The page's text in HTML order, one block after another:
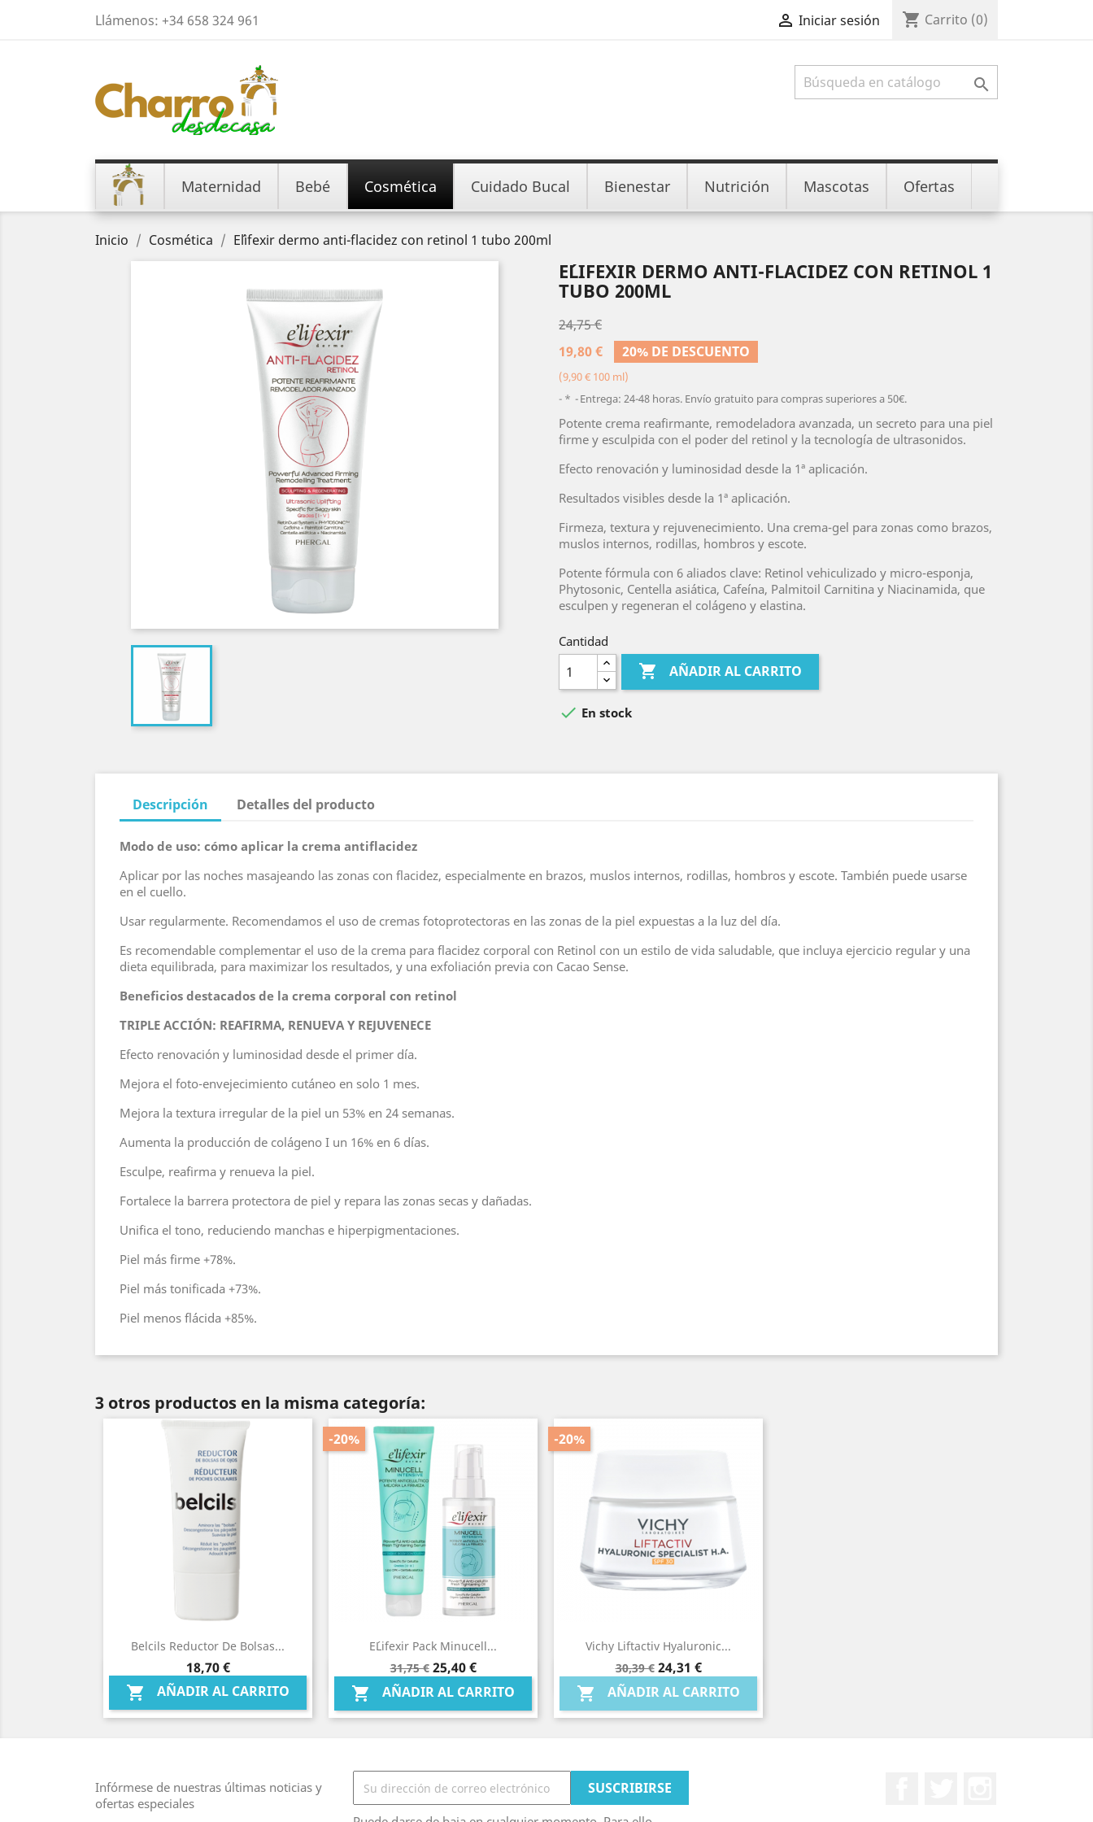
Llámenos: +34 658 324 961  Iniciar sesión shopping_cart Carrito (0)

Maternidad Bebé Cosmética Cuidado Bucal Bienestar Nutrición Mascotas Ofertas
Inicio Cosmética E´lifexir dermo anti-flacidez con retinol 1 tubo 200ml
E´LIFEXIR DERMO ANTI-FLACIDEZ CON RETINOL 1
TUBO 200ML
24,75 €
19,80 €
20% DE DESCUENTO
(9,90 € 100 ml)
*
Entrega: 24-48 horas. Envío gratuito para compras superiores a 50€.
Potente crema reafirmante, remodeladora avanzada, un secreto para una piel
firme y esculpida con el poder del retinol y la tecnología de ultrasonidos.
Efecto renovación y luminosidad desde la 1ª aplicación.
Resultados visibles desde la 1ª aplicación.
Firmeza, textura y rejuvenecimiento. Una crema-gel para zonas como brazos,
muslos internos, rodillas, hombros y escote.
Potente fórmula con 6 aliados clave: Retinol vehiculizado y micro-esponja,
Phytosonic, Centella asiática, Cafeína, Palmitoil Carnitina y Niacinamida, que
esculpen y regeneran el colágeno y elastina.
Cantidad
 AÑADIR AL CARRITO
 En stock
Descripción Detalles del producto
Modo de uso: cómo aplicar la crema antiflacidez
Aplicar por las noches masajeando las zonas con flacidez, especialmente en brazos, muslos internos, rodillas, hombros y escote. También puede usarse
en el cuello.
Usar regularmente. Recomendamos el uso de cremas fotoprotectoras en las zonas de la piel expuestas a la luz del día.
Es recomendable complementar el uso de la crema para flacidez corporal con Retinol con un estilo de vida saludable, que incluya ejercicio regular y una
dieta equilibrada, para maximizar los resultados, y una exfoliación previa con Cacao Sense.
Beneficios destacados de la crema corporal con retinol
TRIPLE ACCIÓN: REAFIRMA, RENUEVA Y REJUVENECE
Efecto renovación y luminosidad desde el primer día.
Mejora el foto-envejecimiento cutáneo en solo 1 mes.
Mejora la textura irregular de la piel un 53% en 24 semanas.
Aumenta la producción de colágeno I un 16% en 6 días.
Esculpe, reafirma y renueva la piel.
Fortalece la barrera protectora de piel y repara las zonas secas y dañadas.
Unifica el tono, reduciendo manchas e hiperpigmentaciones.
Piel más firme +78%.
Piel más tonificada +73%.
Piel menos flácida +85%.
3 otros productos en la misma categoría:
Belcils Reductor De Bolsas...
Precio
18,70 €
 AÑADIR AL CARRITO
Vista rápida
E´lifexir Pack Minucell...
Precio
base
31,75 €
-20%
Precio
25,40 €
 AÑADIR AL CARRITO
Vista rápida
Vichy Liftactiv Hyaluronic...
Precio
base
30,39 €
-20%
Precio
24,31 €
 AÑADIR AL CARRITO
Vista rápida
Infórmese de nuestras últimas noticias y
ofertas especiales